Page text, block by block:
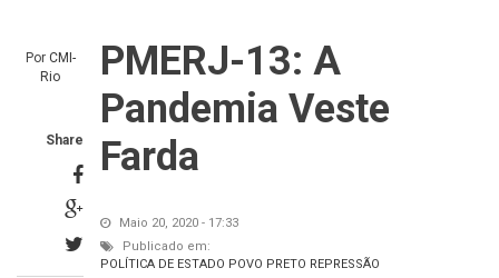
Por CMI-
Rio
Share
PMERJ-13: A
Pandemia Veste
Farda
Maio 20, 2020 - 17:33
Publicado em:
POLÍTICA DE ESTADO POVO PRETO REPRESSÃO